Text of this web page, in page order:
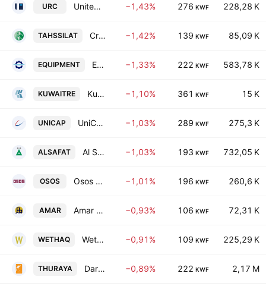
URC United Real Estate Company −1,43% 276 KWF 228,28 K
TAHSSILAT Credit Rating & Collection KSC −1,42% 139 KWF 85,09 K
EQUIPMENT Equipment Holding Co. KSCP −1,33% 222 KWF 583,78 K
KUWAITRE Kuwait Reinsurance Co. −1,10% 361 KWF 15 K
UNICAP UniCap Investment and Finance-Kuwaiti Public Shareholding Company −1,03% 289 KWF 275,3 K
ALSAFAT Al Safat Investment Co. KSCC −1,03% 193 KWF 732,05 K
OSOS Osos Holding Group Company (K.S.C.) −1,01% 196 KWF 260,6 K
AMAR Amar Finance & Leasing Co. KSCC −0,93% 106 KWF 72,31 K
WETHAQ Wethaq Takaful Insurance Co. KCSC −0,91% 109 KWF 225,29 K
THURAYA Dar Al-Thuraya Real Estate Co. −0,89% 222 KWF 2,17 M